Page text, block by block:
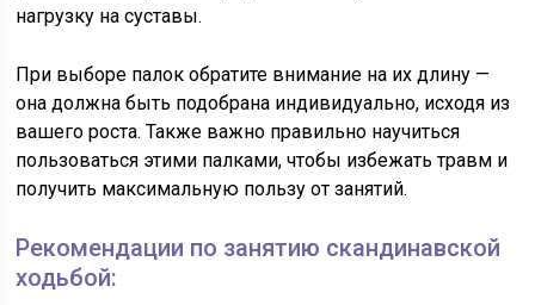
нагрузку на суставы.
При выборе палок обратите внимание на их длину —
она должна быть подобрана индивидуально, исходя из
вашего роста. Также важно правильно научиться
пользоваться этими палками, чтобы избежать травм и
получить максимальную пользу от занятий.
Рекомендации по занятию скандинавской
ходьбой: